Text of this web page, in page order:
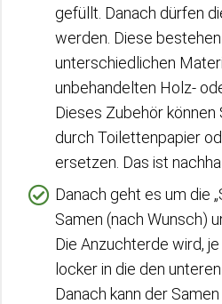
gefüllt. Danach dürfen
werden. Diese
unterschiedlichen
unbehandelten Holz-
Dieses Zubehör können
durch Toilettenpapier
ersetzen. Das ist
Danach geht es um die
Samen (nach Wunsch)
Die Anzuchterde wird,
locker in die den
Danach kann der